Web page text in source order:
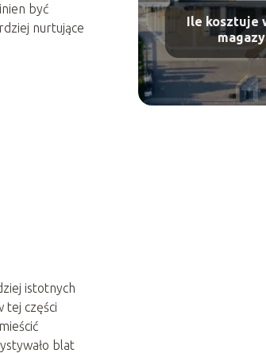
być
nurtujące
istotnych
tej części
blat
Ile kosztuje